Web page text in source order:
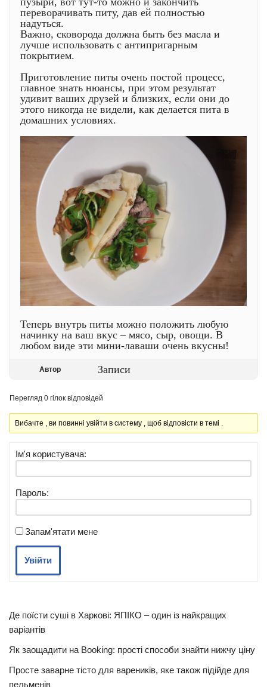
переворачивать питу, дав ей полностью
надуться.
Важно, сковорода должна быть без масла и
лучше использовать с антипригарным
покрытием.
Приготовление питы очень постой процесс,
главное знать нюансы, при этом результат
удивит ваших друзей и близких, если они до
этого никогда не видели, как делается пита в
домашних условиях.
Теперь внутрь питы можно положить любую
начинку на ваш вкус – мясо, сыр, овощи. В
любом виде эти мини-лаваши очень вкусны!
Автор Записи
Перегляд 0 гілок відповідей
Вибачте , ви повинні увійти в систему , щоб відповісти в темі .
Ім'я користувача:
Пароль:
Запам'ятати мене
Увійти
Де поїсти суші в Харкові: ЯПІКО – один із найкращих
варіантів
Як заощадити на Booking: прості способи знайти нижчу ціну
Просте заварне тісто для вареників, яке також підійде для
пельменів